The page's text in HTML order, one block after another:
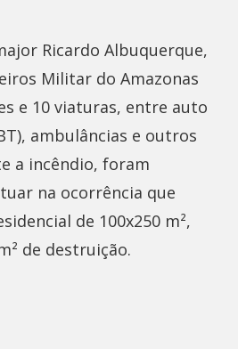
Ricardo Albuquerque,
Militar do Amazonas
e 10 viaturas, entre auto
ambulâncias e outros
a incêndio, foram
na ocorrência que
de 100x250 m²,
de destruição.